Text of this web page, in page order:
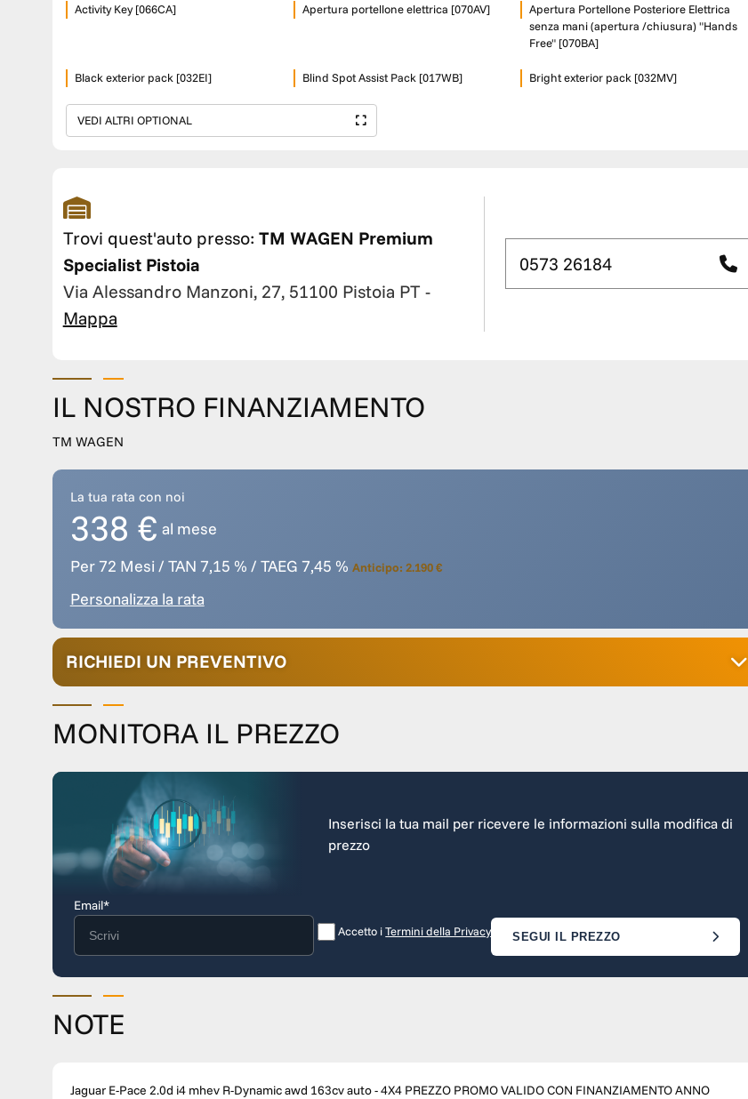
Activity Key [066CA] Apertura portellone elettrica [070AV]
Apertura Portellone Posteriore Elettrica
senza mani (apertura /chiusura) "Hands
Free" [070BA]
Black exterior pack [032EI] Blind Spot Assist Pack [017WB] Bright exterior pack [032MV]
VEDI ALTRI OPTIONAL
Trovi quest'auto presso: TM WAGEN Premium
Specialist Pistoia
Via Alessandro Manzoni, 27, 51100 Pistoia PT -
Mappa
0573 26184
IL NOSTRO FINANZIAMENTO
TM WAGEN
La tua rata con noi
338 € al mese
Per 72 Mesi / TAN 7,15 % / TAEG 7,45 % Anticipo: 2.190 €
Personalizza la rata
RICHIEDI UN PREVENTIVO
MONITORA IL PREZZO
Inserisci la tua mail per ricevere le informazioni sulla modifica di
prezzo
Email*
Accetto iTermini della Privacy SEGUI IL PREZZO
NOTE
Jaguar E-Pace 2.0d i4 mhev R-Dynamic awd 163cv auto - 4X4 PREZZO PROMO VALIDO CON FINANZIAMENTO ANNO